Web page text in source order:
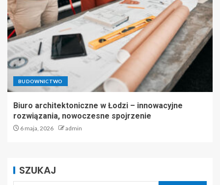
BUDOWNICTWO
Biuro architektoniczne w Łodzi – innowacyjne
rozwiązania, nowoczesne spojrzenie
6 maja, 2026 admin
SZUKAJ